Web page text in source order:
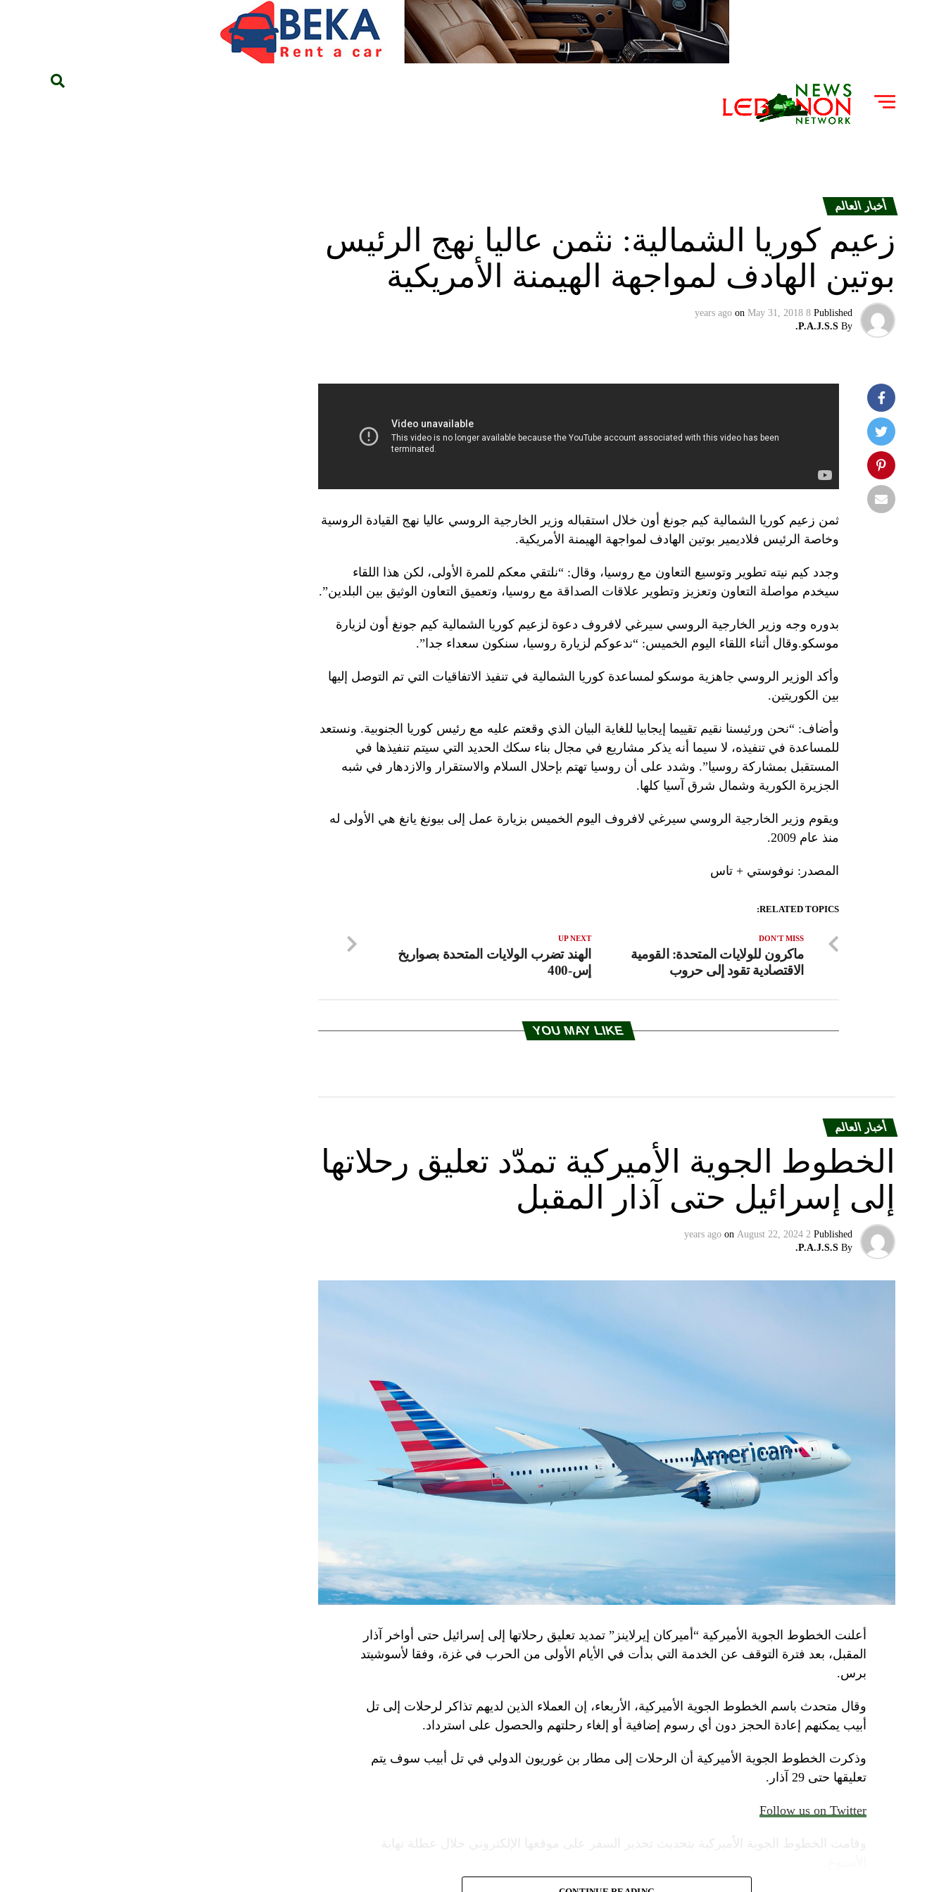
أخبار العالم
زعيم كوريا الشمالية: نثمن عاليا نهج الرئيس
بوتين الهادف لمواجهة الهيمنة الأمريكية
Published
8 years ago
on May 31, 2018
By
P.A.J.S.S.
ثمن زعيم كوريا الشمالية كيم جونغ أون خلال استقباله وزير الخارجية الروسي عاليا نهج القيادة الروسية
وخاصة الرئيس فلاديمير بوتين الهادف لمواجهة الهيمنة الأمريكية.
وجدد كيم نيته تطوير وتوسيع التعاون مع روسيا، وقال: “نلتقي معكم للمرة الأولى، لكن هذا اللقاء
سيخدم مواصلة التعاون وتعزيز وتطوير علاقات الصداقة مع روسيا، وتعميق التعاون الوثيق بين البلدين”.
بدوره وجه وزير الخارجية الروسي سيرغي لافروف دعوة لزعيم كوريا الشمالية كيم جونغ أون لزيارة
موسكو.وقال أثناء اللقاء اليوم الخميس: “ندعوكم لزيارة روسيا، سنكون سعداء جدا”.
وأكد الوزير الروسي جاهزية موسكو لمساعدة كوريا الشمالية في تنفيذ الاتفاقيات التي تم التوصل إليها
بين الكوريتين.
وأضاف: “نحن ورئيسنا نقيم تقييما إيجابيا للغاية البيان الذي وقعتم عليه مع رئيس كوريا الجنوبية. ونستعد
للمساعدة في تنفيذه، لا سيما أنه يذكر مشاريع في مجال بناء سكك الحديد التي سيتم تنفيذها في
المستقبل بمشاركة روسيا”. وشدد على أن روسيا تهتم بإحلال السلام والاستقرار والازدهار في شبه
الجزيرة الكورية وشمال شرق آسيا كلها.
ويقوم وزير الخارجية الروسي سيرغي لافروف اليوم الخميس بزيارة عمل إلى بيونغ يانغ هي الأولى له
منذ عام 2009.
المصدر: نوفوستي + تاس
RELATED TOPICS:
UP NEXT
الهند تضرب الولايات المتحدة بصواريخ
إس-400
DON'T MISS
ماكرون للولايات المتحدة: القومية
الاقتصادية تقود إلى حروب
YOU MAY LIKE
أخبار العالم
الخطوط الجوية الأميركية تمدّد تعليق رحلاتها
إلى إسرائيل حتى آذار المقبل
Published
2 years ago
on August 22, 2024
By
P.A.J.S.S.
أعلنت الخطوط الجوية الأميركية “أميركان إيرلاينز” تمديد تعليق رحلاتها إلى إسرائيل حتى أواخر آذار
المقبل، بعد فترة التوقف عن الخدمة التي بدأت في الأيام الأولى من الحرب في غزة، وفقا لأسوشيتد
برس.
وقال متحدث باسم الخطوط الجوية الأميركية، الأربعاء، إن العملاء الذين لديهم تذاكر لرحلات إلى تل
أبيب يمكنهم إعادة الحجز دون أي رسوم إضافية أو إلغاء رحلتهم والحصول على استرداد.
وذكرت الخطوط الجوية الأميركية أن الرحلات إلى مطار بن غوريون الدولي في تل أبيب سوف يتم
تعليقها حتى 29 آذار.
Follow us on Twitter
وقامت الخطوط الجوية الأميركية بتحديث تحذير السفر على موقعها الإلكتروني خلال عطلة نهاية